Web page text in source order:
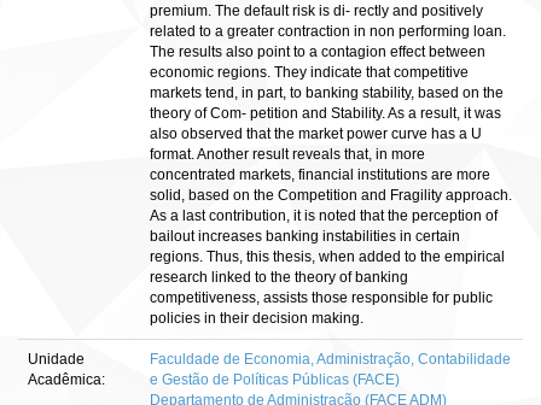
premium. The default risk is di- rectly and positively
related to a greater contraction in non performing loan.
The results also point to a contagion effect between
economic regions. They indicate that competitive
markets tend, in part, to banking stability, based on the
theory of Com- petition and Stability. As a result, it was
also observed that the market power curve has a U
format. Another result reveals that, in more
concentrated markets, financial institutions are more
solid, based on the Competition and Fragility approach.
As a last contribution, it is noted that the perception of
bailout increases banking instabilities in certain
regions. Thus, this thesis, when added to the empirical
research linked to the theory of banking
competitiveness, assists those responsible for public
policies in their decision making.
Unidade
Acadêmica:
Faculdade de Economia, Administração, Contabilidade
e Gestão de Políticas Públicas (FACE)
Departamento de Administração (FACE ADM)